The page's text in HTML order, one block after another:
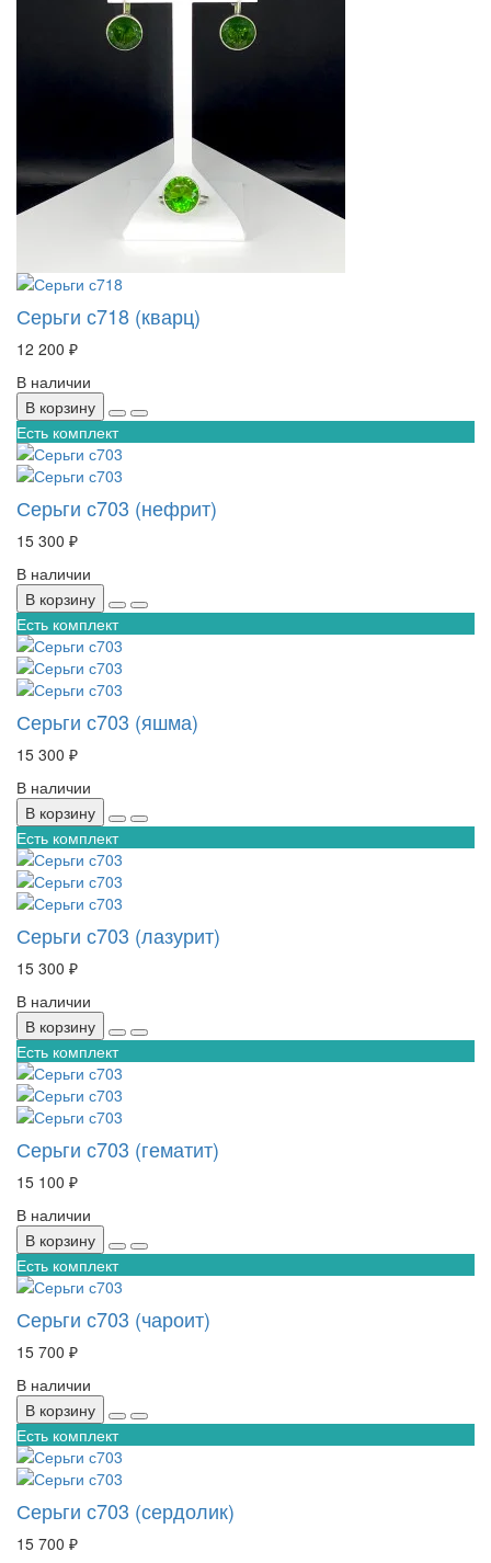
Серьги с718 (кварц)
12 200 ₽
В наличии
В корзину
Есть комплект
Серьги с703 (нефрит)
15 300 ₽
В наличии
В корзину
Есть комплект
Серьги с703 (яшма)
15 300 ₽
В наличии
В корзину
Есть комплект
Серьги с703 (лазурит)
15 300 ₽
В наличии
В корзину
Есть комплект
Серьги с703 (гематит)
15 100 ₽
В наличии
В корзину
Есть комплект
Серьги с703 (чароит)
15 700 ₽
В наличии
В корзину
Есть комплект
Серьги с703 (сердолик)
15 700 ₽